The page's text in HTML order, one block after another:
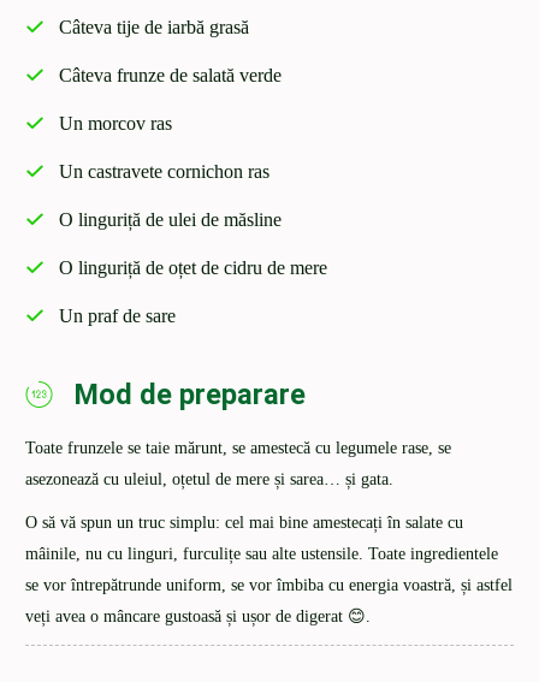
Câteva tije de iarbă grasă
Câteva frunze de salată verde
Un morcov ras
Un castravete cornichon ras
O linguriță de ulei de măsline
O linguriță de oțet de cidru de mere
Un praf de sare
Mod de preparare
Toate frunzele se taie mărunt, se amestecă cu legumele rase, se
asezonează cu uleiul, oțetul de mere și sarea… și gata.
O să vă spun un truc simplu: cel mai bine amestecați în salate cu
mâinile, nu cu linguri, furculițe sau alte ustensile. Toate ingredientele
se vor întrepătrunde uniform, se vor îmbiba cu energia voastră, și astfel
veți avea o mâncare gustoasă și ușor de digerat 😊.